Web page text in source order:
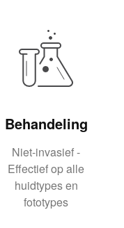
Behandeling
Niet-invasief -
Effectief op alle
huidtypes en
fototypes